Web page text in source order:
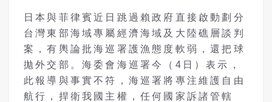
日本與菲律賓近日跳過賴政府直接啟動劃分
台灣東部海域專屬經濟海域及大陸礁層談判
案，有輿論批海巡署護漁態度軟弱，還把球
拋外交部。海委會海巡署今（4日）表示，
此報導與事實不符，海巡署將專注維護自由
航行，捍衛我國主權，任何國家訴諸管轄